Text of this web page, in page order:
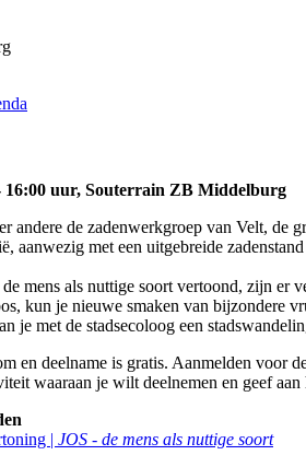
16:00 uur, Souterrain ZB Middelburg
andere de zadenwerkgroep van Velt, de
aanwezig met een uitgebreide
mens als nuttige soort vertoond, zijn er
kun je nieuwe smaken van bijzondere
je met de stadsecoloog een
en deelname is gratis. Aanmelden voor
waaraan je wilt deelnemen en geef aan
| JOS - de mens als nuttige soort